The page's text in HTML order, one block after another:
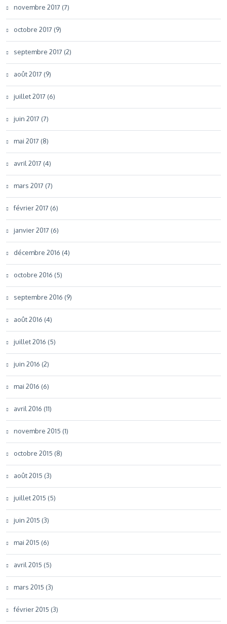
novembre 2017 (7)
octobre 2017 (9)
septembre 2017 (2)
août 2017 (9)
juillet 2017 (6)
juin 2017 (7)
mai 2017 (8)
avril 2017 (4)
mars 2017 (7)
février 2017 (6)
janvier 2017 (6)
décembre 2016 (4)
octobre 2016 (5)
septembre 2016 (9)
août 2016 (4)
juillet 2016 (5)
juin 2016 (2)
mai 2016 (6)
avril 2016 (11)
novembre 2015 (1)
octobre 2015 (8)
août 2015 (3)
juillet 2015 (5)
juin 2015 (3)
mai 2015 (6)
avril 2015 (5)
mars 2015 (3)
février 2015 (3)